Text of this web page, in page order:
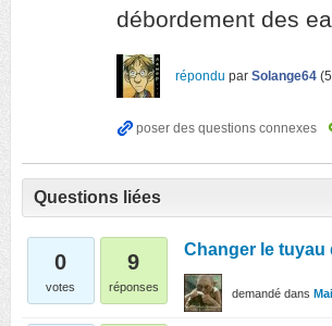
débordement des
répondu par Solange64 (
Questions liées
0
votes
9
réponses
Changer le tuyau
demandé dans